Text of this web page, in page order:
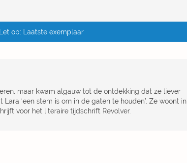
Let op: Laatste exemplaar
maar kwam algauw tot de ontdekking dat ze liever
‘een stem is om in de gaten te houden’. Ze woont in
voor het literaire tijdschrift Revolver.